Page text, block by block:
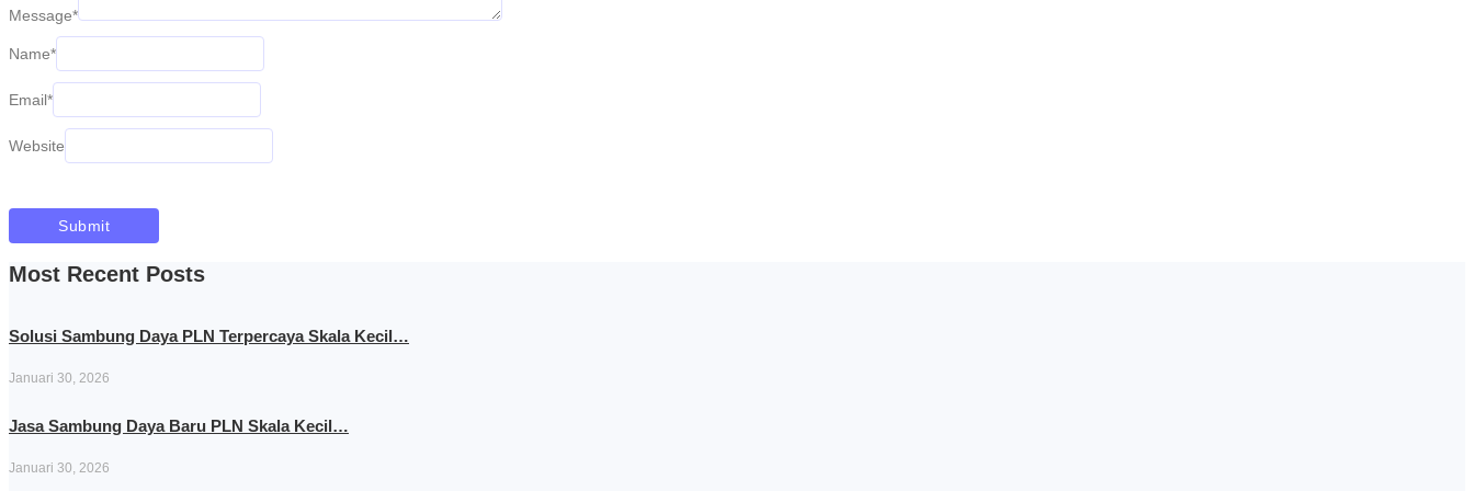
Message*
Name*
Email*
Website
Most Recent Posts
Solusi Sambung Daya PLN Terpercaya Skala Kecil…
Januari 30, 2026
Jasa Sambung Daya Baru PLN Skala Kecil…
Januari 30, 2026